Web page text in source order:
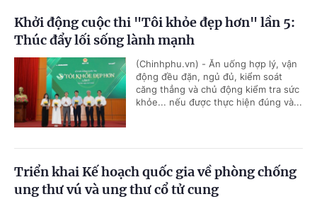
Khởi động cuộc thi "Tôi khỏe đẹp hơn" lần 5:
Thúc đẩy lối sống lành mạnh
(Chinhphu.vn) - Ăn uống hợp lý, vận
động đều đặn, ngủ đủ, kiểm soát
căng thẳng và chủ động kiểm tra sức
khỏe... nếu được thực hiện đúng và...
Triển khai Kế hoạch quốc gia về phòng chống
ung thư vú và ung thư cổ tử cung